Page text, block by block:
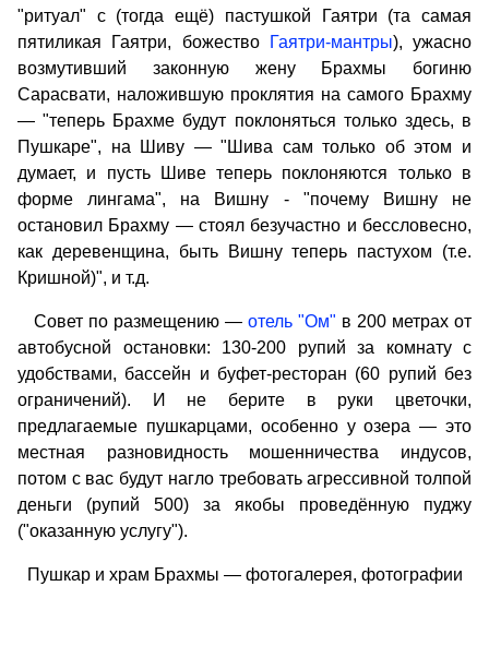
"ритуал" с (тогда ещё) пастушкой Гаятри (та самая
пятиликая Гаятри, божество
Гаятри-мантры), ужасно
возмутивший законную жену Брахмы богиню
Сарасвати, наложившую проклятия на самого Брахму
— "теперь Брахме будут поклоняться только здесь, в
Пушкаре", на Шиву — "Шива сам только об этом и
думает, и пусть Шиве теперь поклоняются только в
форме лингама", на Вишну - "почему Вишну не
остановил Брахму — стоял безучастно и бессловесно,
как деревенщина, быть Вишну теперь пастухом (т.е.
Кришной)", и т.д.
Совет по размещению — отель "Ом" в 200 метрах от
автобусной остановки: 130-200 рупий за комнату с
удобствами, бассейн и буфет-ресторан (60 рупий без
ограничений). И не берите в руки цветочки,
предлагаемые пушкарцами, особенно у озера — это
местная разновидность мошенничества индусов,
потом с вас будут нагло требовать агрессивной толпой
деньги (рупий 500) за якобы проведённую пуджу
("оказанную услугу").
Пушкар и храм Брахмы — фотогалерея, фотографии